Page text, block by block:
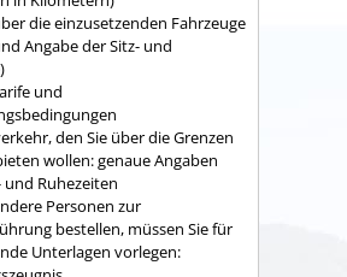
die einzusetzenden Fahrzeuge
Angabe der Sitz- und
und
den Sie über die Grenzen
wollen: genaue Angaben
und Ruhezeiten
Personen zur
bestellen, müssen Sie für
Unterlagen vorlegen: